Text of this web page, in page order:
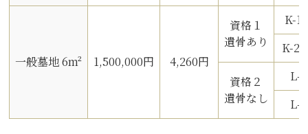
一般墓地 6m² 1,500,000円 4,260円
資格１
遺骨あり
K-1
K-2
資格２
遺骨なし
L-
L-